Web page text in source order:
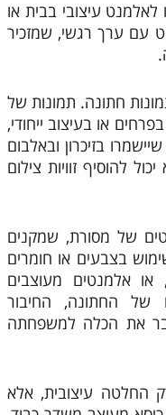
לאלמנט עיצובי בבית או
עם ערך רגשי, שמזכיר
חתונה. תמונות של
או בעיצוב ייחודי,
בזיכרון ובאלבום
להוסיף זוויות צילום
של מסורת, שמקנים
בצבעים או חומרים
אלמנטים מעוצבים
של החתונה, החיבור
את הכלה למשפחתה
החלטה עיצובית, אלא